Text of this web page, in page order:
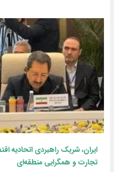
ایران، شریک راهبردی اتحادیه
تجارت و همگرایی منطقه‌ای